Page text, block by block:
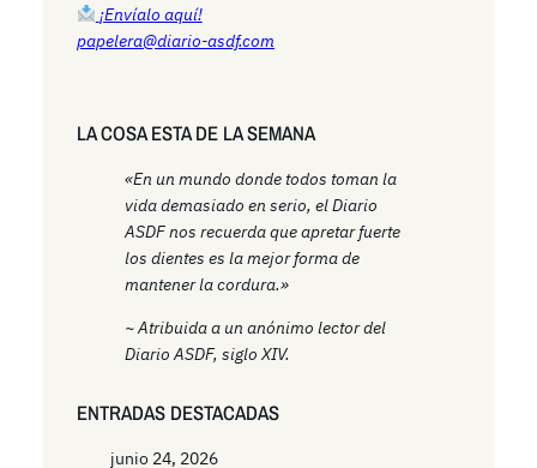
¡Envíalo aquí!
papelera@diario-asdf.com
LA COSA ESTA DE LA SEMANA
«En un mundo donde todos toman la
vida demasiado en serio, el Diario
ASDF nos recuerda que apretar fuerte
los dientes es la mejor forma de
mantener la cordura.»
~ Atribuida a un anónimo lector del
Diario ASDF, siglo XIV.
ENTRADAS DESTACADAS
junio 24, 2026